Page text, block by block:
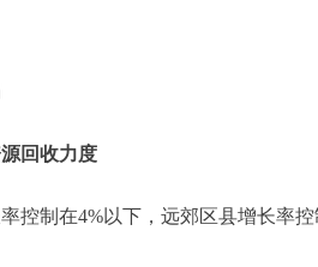
回收力度
制在4%以下，远郊区县增长率控